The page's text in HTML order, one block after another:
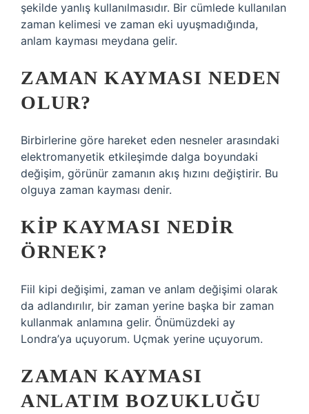
şekilde yanlış kullanılmasıdır. Bir cümlede kullanılan
zaman kelimesi ve zaman eki uyuşmadığında,
anlam kayması meydana gelir.
ZAMAN KAYMASI NEDEN
OLUR?
Birbirlerine göre hareket eden nesneler arasındaki
elektromanyetik etkileşimde dalga boyundaki
değişim, görünür zamanın akış hızını değiştirir. Bu
olguya zaman kayması denir.
KIP KAYMASI NEDIR
ÖRNEK?
Fiil kipi değişimi, zaman ve anlam değişimi olarak
da adlandırılır, bir zaman yerine başka bir zaman
kullanmak anlamına gelir. Önümüzdeki ay
Londra’ya uçuyorum. Uçmak yerine uçuyorum.
ZAMAN KAYMASI
ANLATIM BOZUKLUĞU